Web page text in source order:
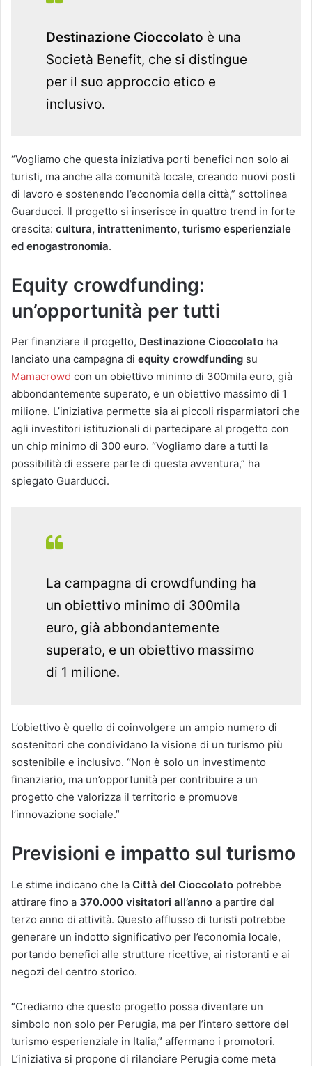
Destinazione Cioccolato è una
Società Benefit, che si distingue
per il suo approccio etico e
inclusivo.
“Vogliamo che questa iniziativa porti benefici non solo ai
turisti, ma anche alla comunità locale, creando nuovi posti
di lavoro e sostenendo l’economia della città,” sottolinea
Guarducci. Il progetto si inserisce in quattro trend in forte
crescita: cultura, intrattenimento, turismo esperienziale
ed enogastronomia.
Equity crowdfunding:
un’opportunità per tutti
Per finanziare il progetto, Destinazione Cioccolato ha
lanciato una campagna di equity crowdfunding su
Mamacrowd con un obiettivo minimo di 300mila euro, già
abbondantemente superato, e un obiettivo massimo di 1
milione. L’iniziativa permette sia ai piccoli risparmiatori che
agli investitori istituzionali di partecipare al progetto con
un chip minimo di 300 euro. “Vogliamo dare a tutti la
possibilità di essere parte di questa avventura,” ha
spiegato Guarducci.
La campagna di crowdfunding ha
un obiettivo minimo di 300mila
euro, già abbondantemente
superato, e un obiettivo massimo
di 1 milione.
L’obiettivo è quello di coinvolgere un ampio numero di
sostenitori che condividano la visione di un turismo più
sostenibile e inclusivo. “Non è solo un investimento
finanziario, ma un’opportunità per contribuire a un
progetto che valorizza il territorio e promuove
l’innovazione sociale.”
Previsioni e impatto sul turismo
Le stime indicano che la Città del Cioccolato potrebbe
attirare fino a 370.000 visitatori all’anno a partire dal
terzo anno di attività. Questo afflusso di turisti potrebbe
generare un indotto significativo per l’economia locale,
portando benefici alle strutture ricettive, ai ristoranti e ai
negozi del centro storico.
“Crediamo che questo progetto possa diventare un
simbolo non solo per Perugia, ma per l’intero settore del
turismo esperienziale in Italia,” affermano i promotori.
L’iniziativa si propone di rilanciare Perugia come meta